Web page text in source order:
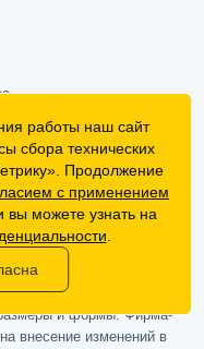
© 2012 - 2026
характер, не
положениями Статьи 437
мере передавать
и
размеры и формы. Фирма-
внесение изменений в
работы наш сайт
сбора технических
Продолжение
с применением
вы можете узнать на